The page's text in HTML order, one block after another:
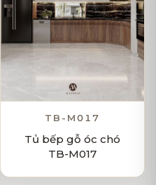
TB-M017
Tủ bếp gỗ óc chó
TB-M017